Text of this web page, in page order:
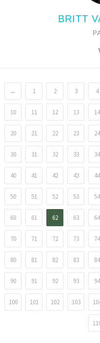
BRITT
← 1 2 3 4
10 11 12 13 14
20 21 22 23 24
30 31 32 33 34
40 41 42 43 44
50 51 52 53 54
60 61 62 63 64
70 71 72 73 74
80 81 82 83 84
90 91 92 93 94
100 101 102 103